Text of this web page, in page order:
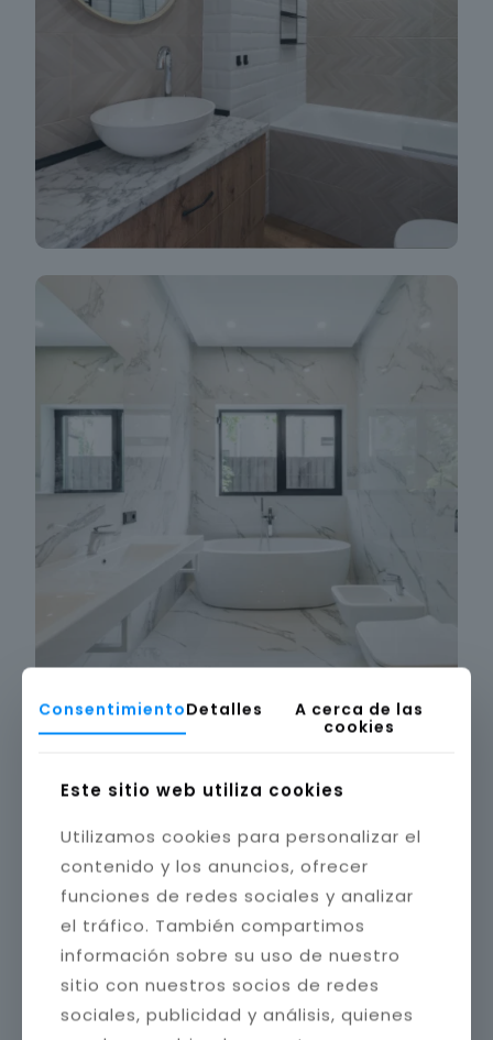
ConsentimientoDetalles
A cerca de las
cookies
Este sitio web utiliza cookies
Utilizamos cookies para personalizar el
contenido y los anuncios, ofrecer
funciones de redes sociales y analizar
el tráfico. También compartimos
información sobre su uso de nuestro
sitio con nuestros socios de redes
sociales, publicidad y análisis, quienes